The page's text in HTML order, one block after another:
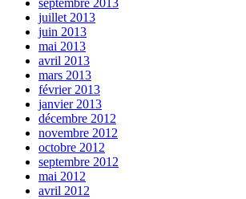
septembre 2013
juillet 2013
juin 2013
mai 2013
avril 2013
mars 2013
février 2013
janvier 2013
décembre 2012
novembre 2012
octobre 2012
septembre 2012
mai 2012
avril 2012